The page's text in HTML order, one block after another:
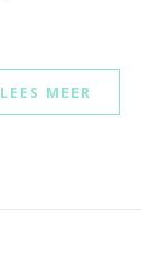
LEES MEER